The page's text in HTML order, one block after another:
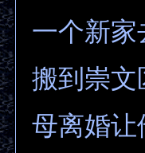
一个新家
搬到崇文
母离婚让